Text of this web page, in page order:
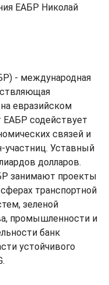
ЕАБР Николай
- международная
евразийском
ЕАБР содействует
связей и
участниц. Уставный
долларов.
занимают проекты
транспортной
зеленой
промышленности и
банк
устойчивого